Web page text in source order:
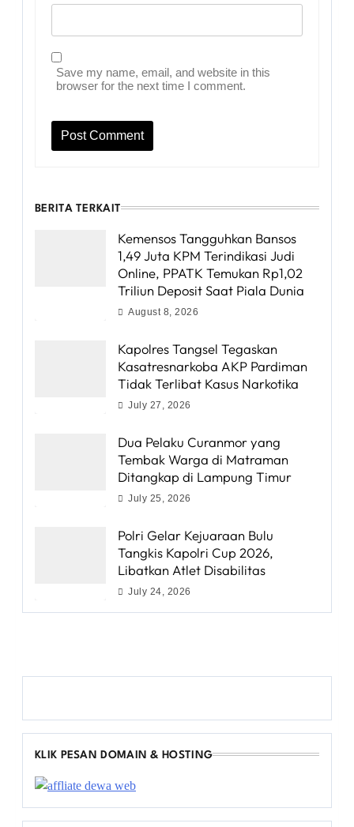
Save my name, email, and website in this
browser for the next time I comment.
BERITA TERKAIT
Kemensos Tangguhkan Bansos
1,49 Juta KPM Terindikasi Judi
Online, PPATK Temukan Rp1,02
Triliun Deposit Saat Piala Dunia
August 8, 2026
Kapolres Tangsel Tegaskan
Kasatresnarkoba AKP Pardiman
Tidak Terlibat Kasus Narkotika
July 27, 2026
Dua Pelaku Curanmor yang
Tembak Warga di Matraman
Ditangkap di Lampung Timur
July 25, 2026
Polri Gelar Kejuaraan Bulu
Tangkis Kapolri Cup 2026,
Libatkan Atlet Disabilitas
July 24, 2026
KLIK PESAN DOMAIN & HOSTING